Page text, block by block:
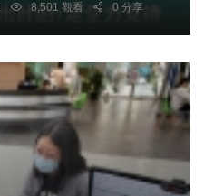
8,501 觀看 0 分享